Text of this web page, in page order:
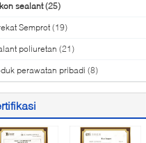
sealant(25)
Semprot(19)
poliuretan (21)
perawatan pribadi (8)